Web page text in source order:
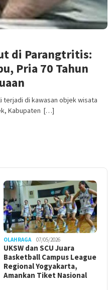
di Parangtritis:
Pria 70 Tahun
di kawasan objek wisata
Kabupaten […]
OLAHRAGA 07/05/2026
UKSW dan SCU Juara
Basketball Campus League
Regional Yogyakarta,
Amankan Tiket Nasional